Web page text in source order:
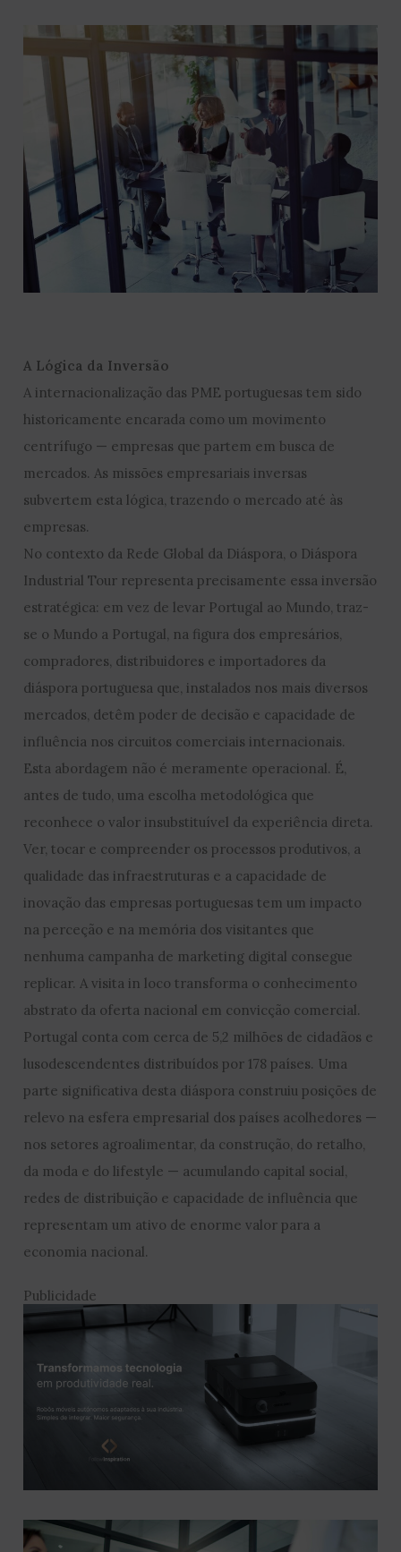
A Lógica da Inversão
A internacionalização das PME portuguesas tem sido
historicamente encarada como um movimento
centrífugo — empresas que partem em busca de
mercados. As missões empresariais inversas
subvertem esta lógica, trazendo o mercado até às
empresas.
No contexto da Rede Global da Diáspora, o Diáspora
Industrial Tour representa precisamente essa inversão
estratégica: em vez de levar Portugal ao Mundo, traz-
se o Mundo a Portugal, na figura dos empresários,
compradores, distribuidores e importadores da
diáspora portuguesa que, instalados nos mais diversos
mercados, detêm poder de decisão e capacidade de
influência nos circuitos comerciais internacionais.
Esta abordagem não é meramente operacional. É,
antes de tudo, uma escolha metodológica que
reconhece o valor insubstituível da experiência direta.
Ver, tocar e compreender os processos produtivos, a
qualidade das infraestruturas e a capacidade de
inovação das empresas portuguesas tem um impacto
na perceção e na memória dos visitantes que
nenhuma campanha de marketing digital consegue
replicar. A visita in loco transforma o conhecimento
abstrato da oferta nacional em convicção comercial.
Portugal conta com cerca de 5,2 milhões de cidadãos e
lusodescendentes distribuídos por 178 países. Uma
parte significativa desta diáspora construiu posições de
relevo na esfera empresarial dos países acolhedores —
nos setores agroalimentar, da construção, do retalho,
da moda e do lifestyle — acumulando capital social,
redes de distribuição e capacidade de influência que
representam um ativo de enorme valor para a
economia nacional.
Publicidade